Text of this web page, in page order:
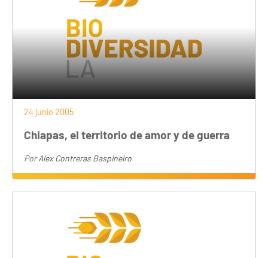
24 junio 2005
Chiapas, el territorio de amor y de guerra
PorAlex Contreras Baspineiro